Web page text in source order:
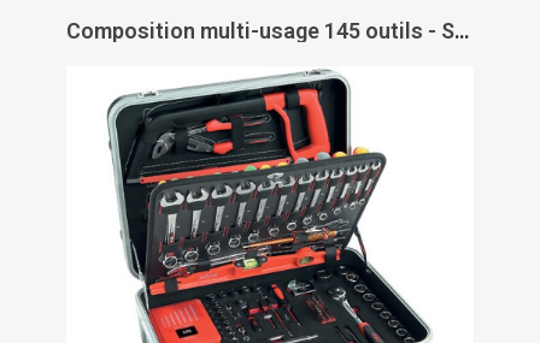
Composition multi-usage 145 outils - SAM OUTILLAGE